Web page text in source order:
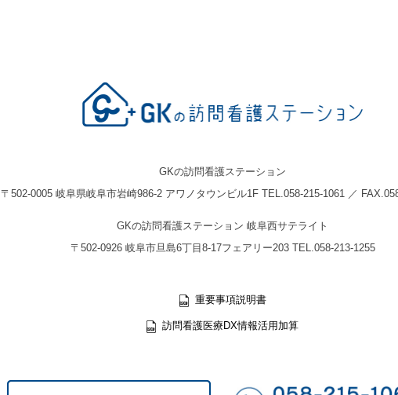
GKの訪問看護ステーション
〒502-0005 岐阜県岐阜市岩崎986-2 アワノタウンビル1F TEL.058-215-1061 ／
GKの訪問看護ステーション 岐阜西サテライト
〒502-0926 岐阜市旦島6丁目8-17フェアリー203 TEL.058-213-1255
重要事項説明書
訪問看護医療DX情報活用加算